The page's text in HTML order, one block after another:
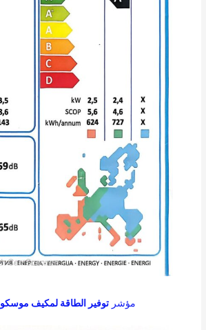
مؤشر توفير الطاقة لمكيف موسكو 1.5 طن